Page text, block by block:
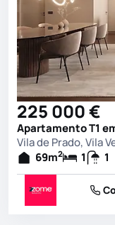
225 000 €
Apartamento T1
Vila de Prado, Vila
69m2 1 1